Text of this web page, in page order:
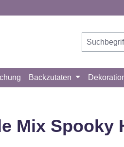
Backzutaten
Mix Spooky